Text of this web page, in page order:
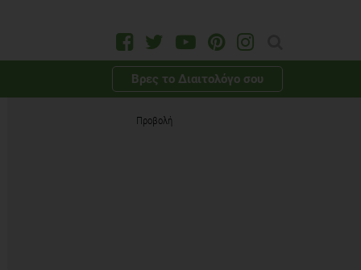
Βρες το Διαιτολόγο σου
Προβολή